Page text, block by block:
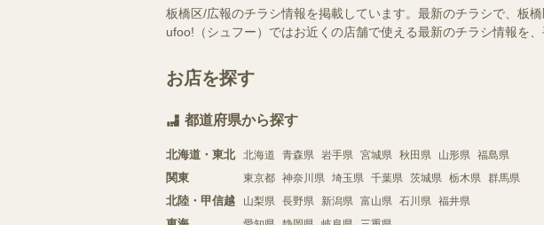
板橋区/広報のチラシ情報を掲載しています。最新のチラシで、板
ufoo!（シュフー）ではお近くの店舗で使える最新のチラシ情報を
お店を探す
都道府県から探す
北海道・東北 北海道 青森県 岩手県 宮城県 秋田県 山形県 福島県
関東 東京都 神奈川県 埼玉県 千葉県 茨城県 栃木県 群馬県
北陸・甲信越 山梨県 長野県 新潟県 富山県 石川県 福井県